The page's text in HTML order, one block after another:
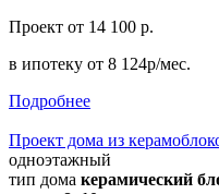
Проект от 14 100 р.
в ипотеку от 8 124р/мес.
Подробнее
Проект дома из
одноэтажный
тип дома керамический